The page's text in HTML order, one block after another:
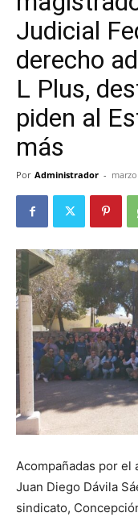
Judicial
derecho
L Plus,
piden al
más
Por Administrador -
Acompañadas por el
Juan Diego Dávila
sindicato,